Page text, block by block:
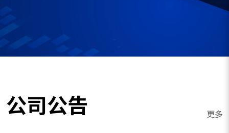
公司公告 更多